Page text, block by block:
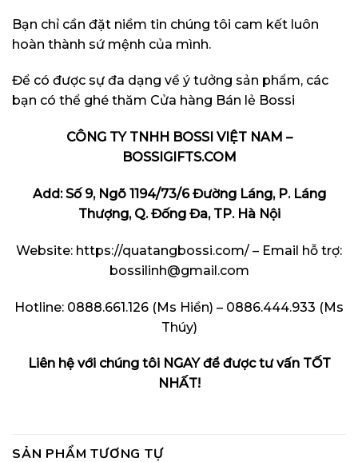
Bạn chỉ cần đặt niềm tin chúng tôi cam kết luôn
hoàn thành sứ mệnh của mình.
Để có được sự đa dạng về ý tưởng sản phẩm, các
bạn có thể ghé thăm Cửa hàng Bán lẻ Bossi
CÔNG TY TNHH BOSSI VIỆT NAM –
BOSSIGIFTS.COM
Add: Số 9, Ngõ 1194/73/6 Đường Láng, P. Láng
Thượng, Q. Đống Đa, TP. Hà Nội
Website: https://quatangbossi.com/ – Email hỗ trợ:
bossilinh@gmail.com
Hotline: 0888.661.126 (Ms Hiền) – 0886.444.933 (Ms
Thúy)
Liên hệ với chúng tôi NGAY để được tư vấn TỐT
NHẤT!
SẢN PHẨM TƯƠNG TỰ